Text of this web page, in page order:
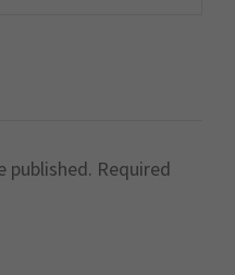
published. Required